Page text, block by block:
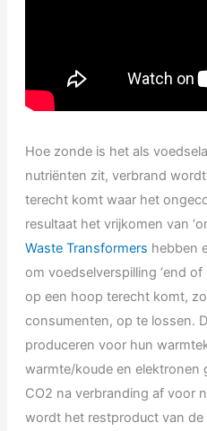
Hoe zonde is het als
nutriënten zit, verbrand
terecht komt waar het
resultaat het vrijkomen van
Waste Transformers hebben
om voedselverspilling ‘end
op een hoop terecht komt,
consumenten, op te lossen.
produceren voor hun
warmte/koude en elektronen
CO2 na verbranding af voor
wordt het restproduct van